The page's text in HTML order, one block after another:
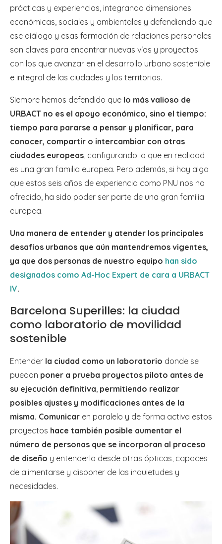
prácticas y experiencias, integrando dimensiones
económicas, sociales y ambientales y defendiendo que
ese diálogo y esas formación de relaciones personales
son claves para encontrar nuevas vías y proyectos
con los que avanzar en el desarrollo urbano sostenible
e integral de las ciudades y los territorios.
Siempre hemos defendido que lo más valioso de
URBACT no es el apoyo económico, sino el tiempo:
tiempo para pararse a pensar y planificar, para
conocer, compartir o intercambiar con otras
ciudades europeas, configurando lo que en realidad
es una gran familia europea. Pero además, si hay algo
que estos seis años de experiencia como PNU nos ha
ofrecido, ha sido poder ser parte de una gran familia
europea.
Una manera de entender y atender los principales
desafíos urbanos que aún mantendremos vigentes,
ya que dos personas de nuestro equipo han sido
designados como Ad-Hoc Expert de cara a URBACT
IV.
Barcelona Superilles: la ciudad
como laboratorio de movilidad
sostenible
Entender la ciudad como un laboratorio donde se
puedan poner a prueba proyectos piloto antes de
su ejecución definitiva, permitiendo realizar
posibles ajustes y modificaciones antes de la
misma. Comunicar en paralelo y de forma activa estos
proyectos hace también posible aumentar el
número de personas que se incorporan al proceso
de diseño y entenderlo desde otras ópticas, capaces
de alimentarse y disponer de las inquietudes y
necesidades.